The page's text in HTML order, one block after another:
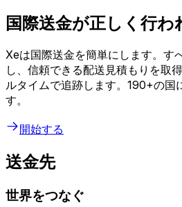
国際送金が正しく行わ
Xeは国際送金を簡単にします。す
し、信頼できる配送見積もりを取
ルタイムで追跡します。190+の国
す。
開始する
送金先
世界をつなぐ